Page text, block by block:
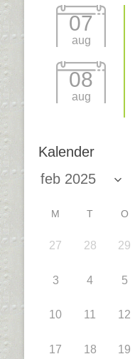
07
aug
08
aug
Kalender
M T O
27 28 29
3 4 5
10 11 12
17 18 19